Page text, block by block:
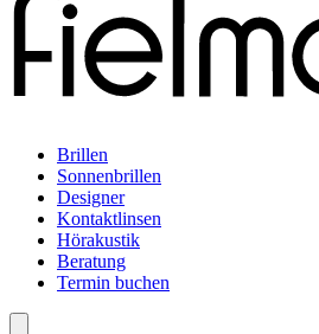
Brillen
Sonnenbrillen
Designer
Kontaktlinsen
Hörakustik
Beratung
Termin buchen